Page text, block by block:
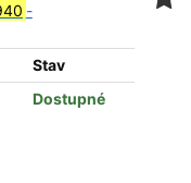
-
Stav
Dostupné